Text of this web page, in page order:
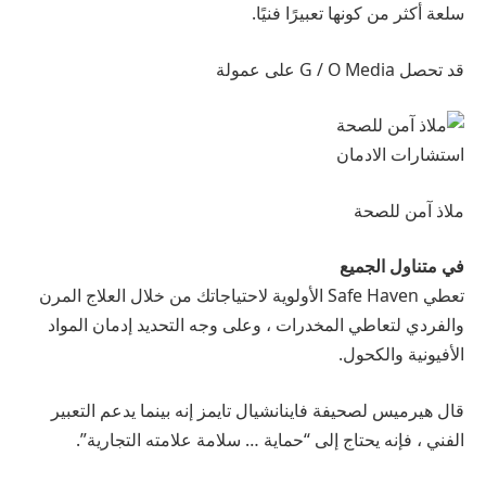
سلعة أكثر من كونها تعبيرًا فنيًا.
قد تحصل G / O Media على عمولة
استشارات الادمان
ملاذ آمن للصحة
في متناول الجميع
تعطي Safe Haven الأولوية لاحتياجاتك من خلال العلاج المرن
والفردي لتعاطي المخدرات ، وعلى وجه التحديد إدمان المواد
الأفيونية والكحول.
قال هيرميس لصحيفة فاينانشيال تايمز إنه بينما يدعم التعبير
الفني ، فإنه يحتاج إلى “حماية … سلامة علامته التجارية”.